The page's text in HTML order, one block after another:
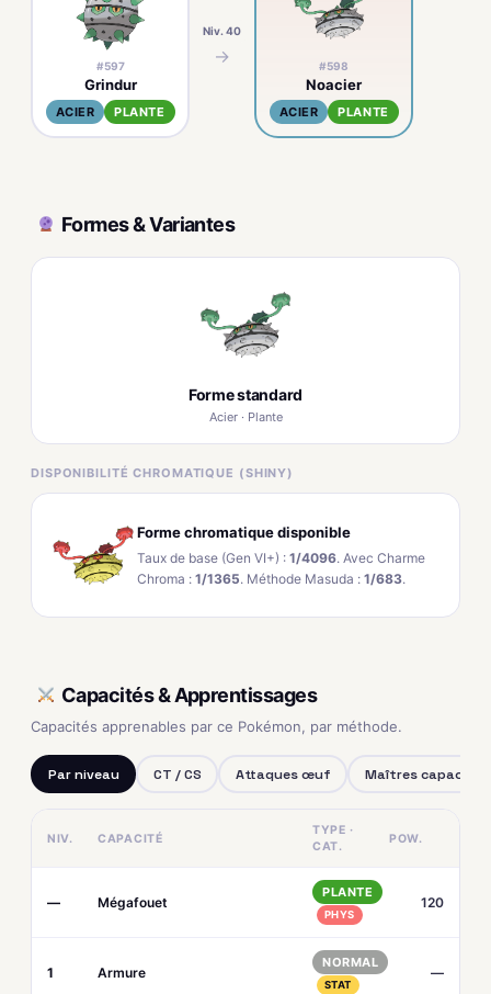
#597
Grindur
ACIER PLANTE
Niv. 40
→ #598
Noacier
ACIER PLANTE
Formes & Variantes
Forme standard
Acier · Plante
DISPONIBILITÉ CHROMATIQUE (SHINY)
Forme chromatique disponible
Taux de base (Gen VI+) : 1/4096. Avec Charme
Chroma : 1/1365. Méthode Masuda : 1/683.
Capacités & Apprentissages
Capacités apprenables par ce Pokémon, par méthode.
Par niveau CT / CS Attaques œuf Maîtres capacités
NIV. CAPACITÉ
TYPE ·
CAT.
POW.
— Mégafouet
PLANTE
PHYS
120
1 Armure
NORMAL
STAT
—